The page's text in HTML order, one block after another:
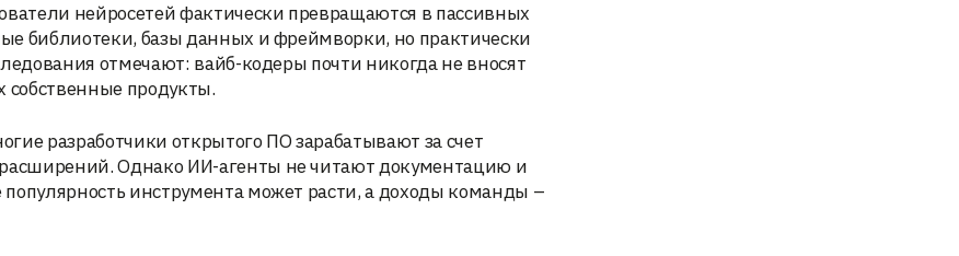
нейросетей фактически превращаются в пассивных
библиотеки, базы данных и фреймворки, но практически
отмечают: вайб-кодеры почти никогда не вносят
собственные продукты.
разработчики открытого ПО зарабатывают за счет
Однако ИИ-агенты не читают документацию и
инструмента может расти, а доходы команды –